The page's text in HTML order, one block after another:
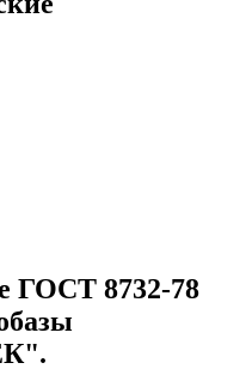
ГОСТ 8732-78